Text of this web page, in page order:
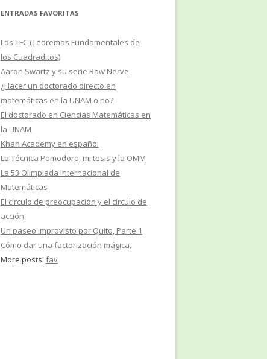
ENTRADAS FAVORITAS
Los TFC (Teoremas Fundamentales de
los Cuadraditos)
Aaron Swartz y su serie Raw Nerve
¿Hacer un doctorado directo en
matemáticas en la UNAM o no?
El doctorado en Ciencias Matemáticas en
la UNAM
Khan Academy en español
La Técnica Pomodoro, mi tesis y la OMM
La 53 Olimpiada Internacional de
Matemáticas
El círculo de preocupación y el círculo de
acción
Un paseo improvisto por Quito, Parte 1
Cómo dar una factorización mágica.
More posts: fav